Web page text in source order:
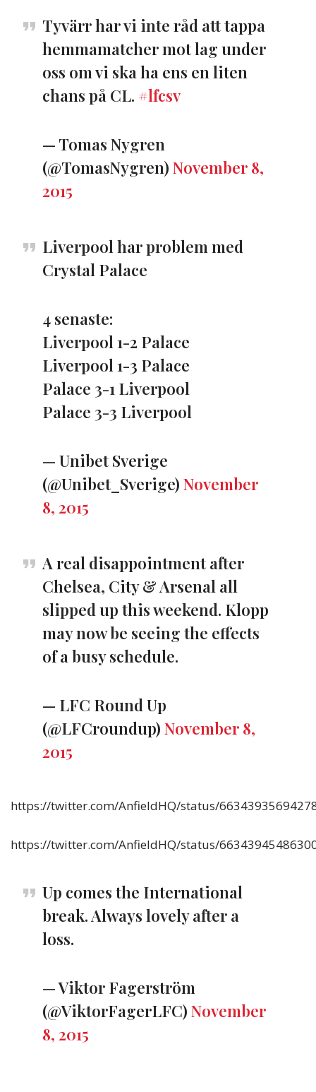
Tyvärr har vi inte råd att tappa
hemmamatcher mot lag under
oss om vi ska ha ens en liten
chans på CL. #lfcsv
— Tomas Nygren
(@TomasNygren) November 8,
2015
Liverpool har problem med
Crystal Palace
4 senaste:
Liverpool ​1-2 Palace
Liverpool 1-3 Palace
Palace 3-1 Liverpool
Palace 3-3 Liverpool
— Unibet Sverige
(@Unibet_Sverige) November
8, 2015
A real disappointment after
Chelsea, City & Arsenal all
slipped up this weekend. Klopp
may now be seeing the effects
of a busy schedule.
— LFC Round Up
(@LFCroundup) November 8,
2015
https://twitter.com/AnfieldHQ/status/
https://twitter.com/AnfieldHQ/status/
Up comes the International
break. Always lovely after a
loss.
— Viktor Fagerström
(@ViktorFagerLFC) November
8, 2015